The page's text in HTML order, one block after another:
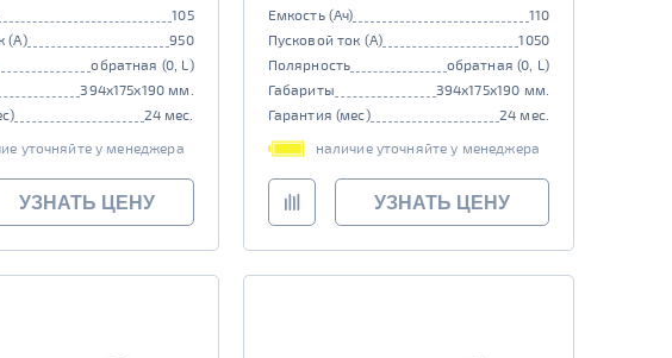
105
(А)
950
обратная (0, L)
394x175x190 мм.
24 мес.
уточняйте у менеджера
УЗНАТЬ ЦЕНУ
Емкость (Ач)
110
Пусковой ток (А)
1050
Полярность
обратная (0, L)
Габариты
394x175x190 мм.
Гарантия (мес)
24 мес.
наличие уточняйте у менеджера
УЗНАТЬ ЦЕНУ